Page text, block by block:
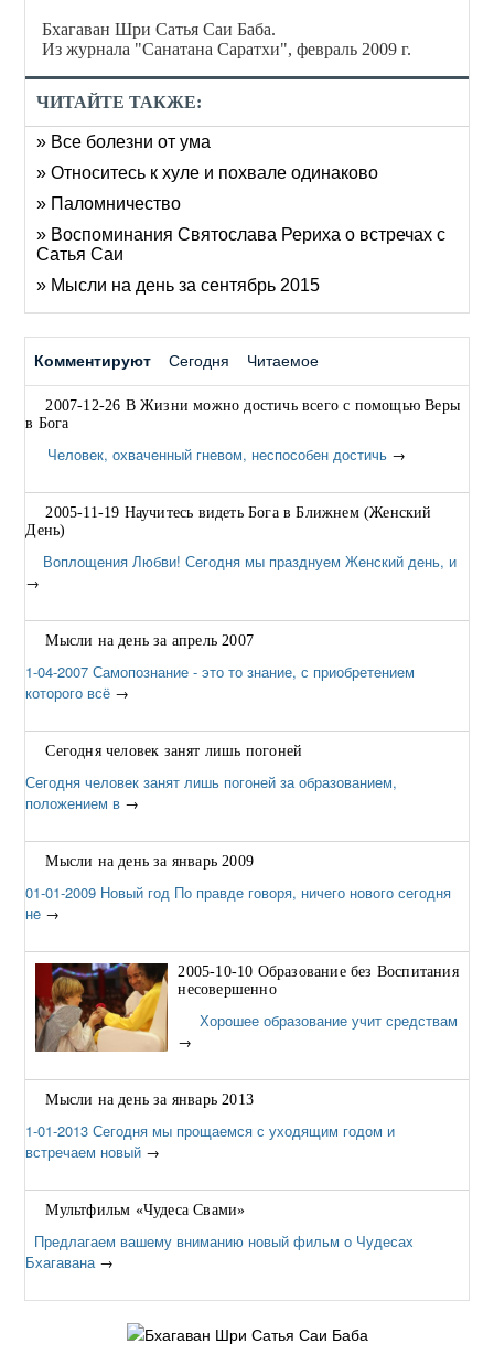
Бхагаван Шри Сатья Саи Баба.
Из журнала "Санатана Саратхи", февраль 2009 г.
ЧИТАЙТЕ ТАКЖЕ:
» Все болезни от ума
» Относитесь к хуле и похвале одинаково
» Паломничество
» Воспоминания Святослава Рериха о встречах с
Сатья Саи
» Мысли на день за сентябрь 2015
Комментируют Сегодня Читаемое
2007-12-26 В Жизни можно достичь всего с помощью Веры
в Бога
Человек, охваченный гневом, неспособен достичь →
2005-11-19 Научитесь видеть Бога в Ближнем (Женский
День)
Воплощения Любви! Сегодня мы празднуем Женский день, и
→
Мысли на день за апрель 2007
1-04-2007 Самопознание - это то знание, с приобретением
которого всё →
Сегодня человек занят лишь погоней
Сегодня человек занят лишь погоней за образованием,
положением в →
Мысли на день за январь 2009
01-01-2009 Новый год По правде говоря, ничего нового сегодня
не →
2005-10-10 Образование без Воспитания
несовершенно
Хорошее образование учит средствам
→
Мысли на день за январь 2013
1-01-2013 Сегодня мы прощаемся с уходящим годом и
встречаем новый →
Мультфильм «Чудеса Свами»
Предлагаем вашему вниманию новый фильм о Чудесах
Бхагавана→